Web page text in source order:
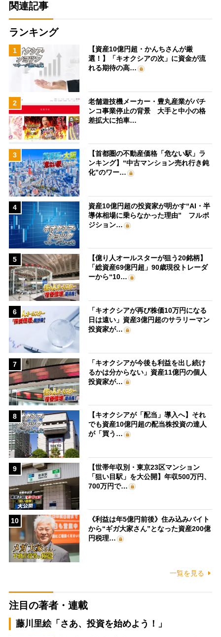
関連記事
ランキング
1
【資産10億円超・かんちさんが厳
選！】「キオクシアの次」に資金が流
れる期待の高…
2
老舗遊技機メーカー・豊丸産業がパチ
ンコ事業停止の背景 大手と中小の格
差拡大に拍車…
3
【首都圏の不動産価格「危ない駅」ラ
ンキング】“中古マンション売れ行き鈍
化”のワー…
4
資産10億円超の投資家が明かす“AI・半
導体相場に乗らなかった理由” フルポ
ジション…
5
【億り人オールスターが狙う20銘柄】
「総資産69億円超」90歳現役トレーダ
ーから“10…
6
「キオクシアが再び株価10万円になる
日は遠い」資産3億円超のサラリーマン
投資家が…
7
「キオクシアが今後も利益を出し続け
るかは分からない」資産11億円の個人
投資家が…
8
【キオクシアが「配当」導入へ】それ
でも資産10億円超の配当株投資の達人
が「買う…
9
【世帯年収別・東京23区マンション
「狙い目駅」を大公開】年収500万円、
700万円で…
10
《利益は年5億円前後》住み込みバイト
から“ギガ大家さん”となった資産200億
円税理…
一覧を見る
注目の著者・連載
藤川里絵「さあ、投資を始めよう！」